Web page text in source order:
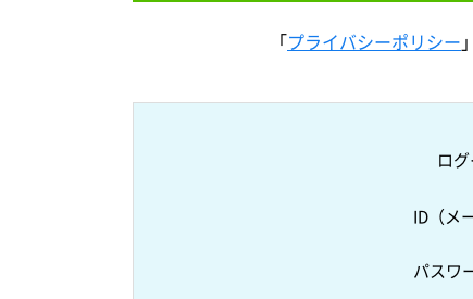
「プライバシーポリシー
ロ
ID（メ
パスワ